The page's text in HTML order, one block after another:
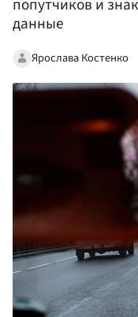
попутчиков и
данные
Ярослава Костенко